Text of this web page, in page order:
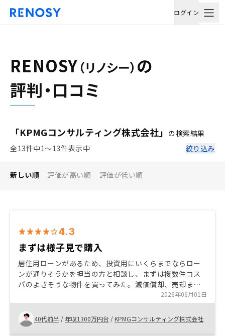
ログイン
RENOSY （リノシー） の
評判・口コミ
「KPMGコンサルティング株式会社」 の検索結果
全13件中1〜13件表示中
絞り込み
新しい順 評価が高い順 評価が低い順
4.3
まずは様子見で購入
居住用ローンがあるため、投資用にいくらまでならロー
ンが通りそうかを担当の方と相談し、まずは複数件コス
パのよさそうな物件を買ってみた。減価償却、売却まで
一通り回してみないとまだまだイメージがわかないが、
何もしないよりはまずはやってみようと考えた
2026年06月01日
40代前半 / 年収1300万円台 /KPMGコンサルティング株式会社